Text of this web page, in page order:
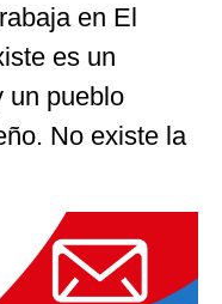
en El
es un
un pueblo
No existe la